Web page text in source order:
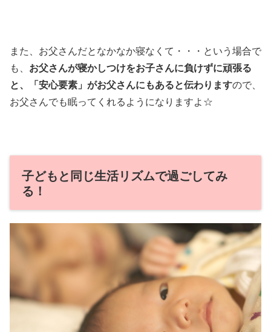
また、お父さんだとなかなか寝なくて・・・という場合で
も、 お父さんが寝かしつけをお子さんに負けずに頑張る
と、「安心要素」がお父さんにもあると伝わりますので、
お父さんでも眠ってくれるようになりますよ☆
子どもと同じ生活リズムで過ごしてみ
る！